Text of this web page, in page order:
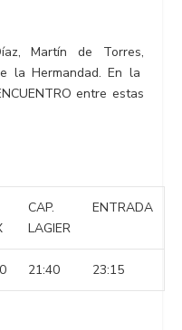
Martín de Torres,
la Hermandad. En la
entre estas
CAP.
LAGIER
ENTRADA
21:40 23:15